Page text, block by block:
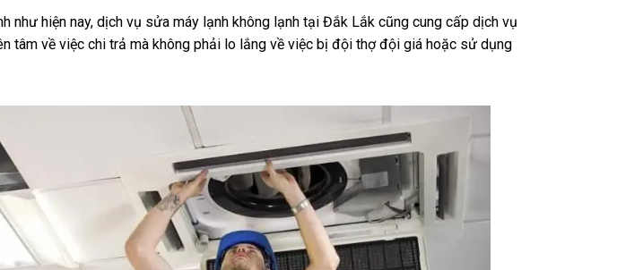
như hiện nay, dịch vụ sửa máy lạnh không lạnh tại Đắk Lắk cũng cung cấp dịch vụ
tâm về việc chi trả mà không phải lo lắng về việc bị đội thợ đội giá hoặc sử dụng